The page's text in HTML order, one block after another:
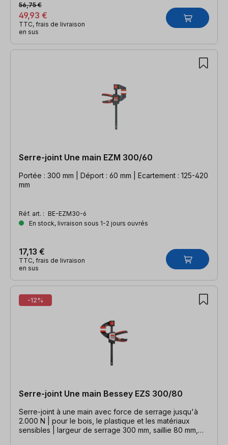
49,93 €
56,75 €
TTC, frais de livraison
en sus
Serre-joint Une main EZM 300/60
Portée : 300 mm | Déport : 60 mm | Ecartement : 125-420
mm
Réf. art. : BE-EZM30-6
En stock, livraison sous 1-2 jours ouvrés
17,13 €
TTC, frais de livraison
en sus
-12%
Serre-joint Une main Bessey EZS 300/80
Serre-joint à une main avec force de serrage jusqu'à
2.000 N | pour le bois, le plastique et les matériaux
sensibles | largeur de serrage 300 mm, saillie 80 mm,